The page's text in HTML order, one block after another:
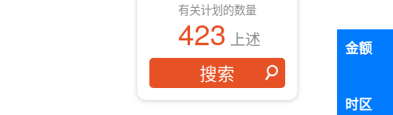
有关计划的数量
423 上述 金额
时区